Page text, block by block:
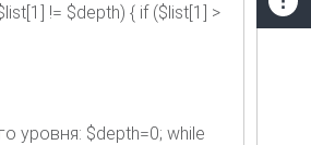
!= $depth) { if ($list[1] >
уровня: $depth=0; while